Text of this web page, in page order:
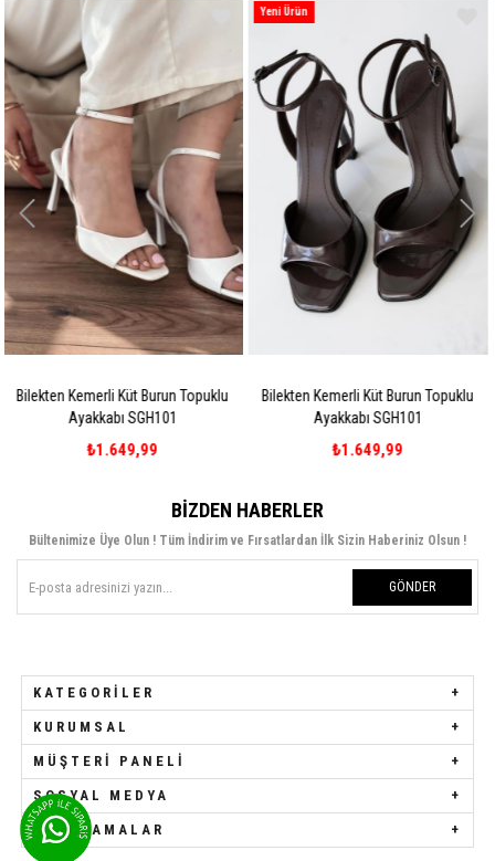
Burun Topuklu
Bilekten Kemerli Küt Burun Topuklu
Yeni Ürün
Bilekten Kemerli
BIZDEN HABERLER
Bültenimize Üye Olun ! Tüm İndirim ve Fırsatlardan İlk Sizin Haberiniz Olsun !
GÖNDER
KATEGORILER
KURUMSAL
MÜŞTERI PANELI
SOSYAL MEDYA
UYGULAMALAR